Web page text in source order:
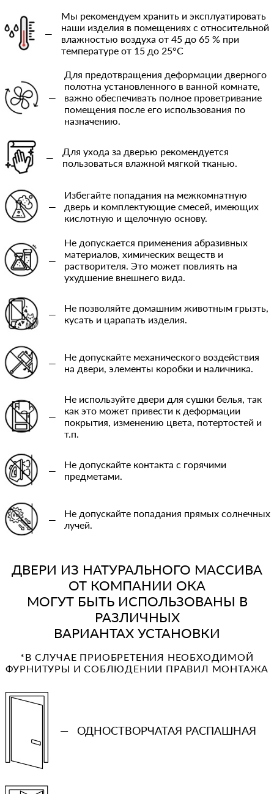
—
Мы рекомендуем хранить и эксплуатировать
наши изделия в помещениях с относительной
влажностью воздуха от 45 до 65 % при
температуре от 15 до 25°C
—
Для предотвращения деформации дверного
полотна установленного в ванной комнате,
важно обеспечивать полное проветривание
помещения после его использования по
назначению.
—
Для ухода за дверью рекомендуется
пользоваться влажной мягкой тканью.
—
Избегайте попадания на межкомнатную
дверь и комплектующие смесей, имеющих
кислотную и щелочную основу.
—
Не допускается применения абразивных
материалов, химических веществ и
растворителя. Это может повлиять на
ухудшение внешнего вида.
—
Не позволяйте домашним животным грызть,
кусать и царапать изделия.
—
Не допускайте механического воздействия
на двери, элементы коробки и наличника.
—
Не используйте двери для сушки белья, так
как это может привести к деформации
покрытия, изменению цвета, потертостей и
т.п.
—
Не допускайте контакта с горячими
предметами.
—
Не допускайте попадания прямых солнечных
лучей.
ДВЕРИ ИЗ НАТУРАЛЬНОГО МАССИВА
ОТ КОМПАНИИ ОКА
МОГУТ БЫТЬ ИСПОЛЬЗОВАНЫ В
РАЗЛИЧНЫХ
ВАРИАНТАХ УСТАНОВКИ
*В СЛУЧАЕ ПРИОБРЕТЕНИЯ НЕОБХОДИМОЙ
ФУРНИТУРЫ И СОБЛЮДЕНИИ ПРАВИЛ МОНТАЖА
— ОДНОСТВОРЧАТАЯ РАСПАШНАЯ